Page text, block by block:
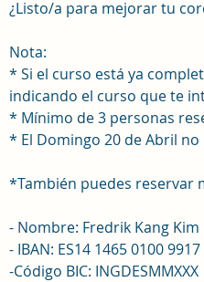
¿Listo/a para mejorar tu
Nota:
* Si el curso está ya
indicando el curso que te
* Mínimo de 3 personas
* El Domingo 20 de Abril
*También puedes reservar
- Nombre: Fredrik Kang Kim
- IBAN: ES14 1465 0100
-Código BIC: INGDESMMXXX